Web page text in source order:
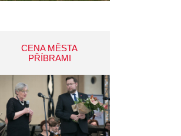
CENA MĚSTA
PŘÍBRAMI